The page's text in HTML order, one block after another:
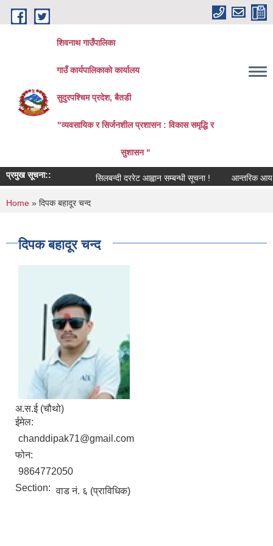
Skip to main content
शिवनाथ गाउँपालिका
गाउँ कार्यपालिकाकाे कार्यालय
सुदुरपश्चिम प्रदेश, बैतडी
"व्यवसायिक र सिर्जनशील प्रशासन : विकास समृद्धि र
सुशासन "
प्रमुख सूचना:: सिलबन्दी दररेट आह्वान सम्बन्धी सूचना ! आन्तरिक आय
You are here
Home » दिपक बहादूर चन्द
दिपक बहादूर चन्द
अ.स.ई (चौथो)
ईमेल:
chanddipak71@gmail.com
फोन:
9864772050
Section: वाड नं. ६ (प्राविधिक)